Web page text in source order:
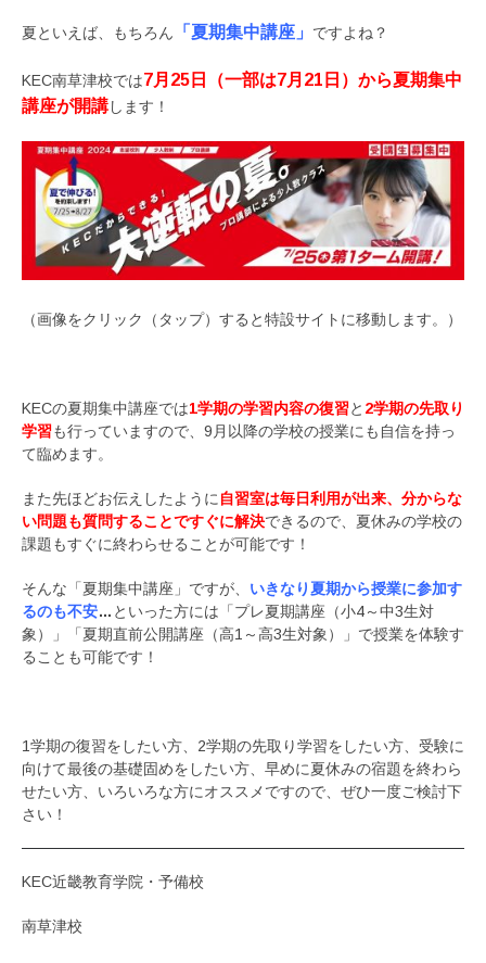
夏といえば、もちろん 「夏期集中講座」 ですよね？
KEC南草津校では7月25日（一部は7月21日）から夏期集中
講座が開講します！
（画像をクリック（タップ）すると特設サイトに移動します。）
KECの夏期集中講座では1学期の学習内容の復習と 2学期の先取り
学習も行っていますので、9月以降の学校の授業にも自信を持っ
て臨めます。
また先ほどお伝えしたように 自習室は毎日利用が出来、分からな
い問題も質問することですぐに解決できるので、夏休みの学校の
課題もすぐに終わらせることが可能です！
そんな「夏期集中講座」ですが、 いきなり夏期から授業に参加す
るのも不安… といった方には「プレ夏期講座（小4～中3生対
象）」「夏期直前公開講座（高1～高3生対象）」で授業を体験す
ることも可能です！
1学期の復習をしたい方、2学期の先取り学習をしたい方、受験に
向けて最後の基礎固めをしたい方、早めに夏休みの宿題を終わら
せたい方、いろいろな方にオススメですので、ぜひ一度ご検討下
さい！
KEC近畿教育学院・予備校
南草津校